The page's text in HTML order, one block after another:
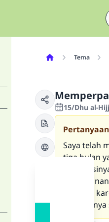
Tema
15/Dhu al-
Pertanyaan
Saya telah
tiga bulan
dia
secara
berdosa